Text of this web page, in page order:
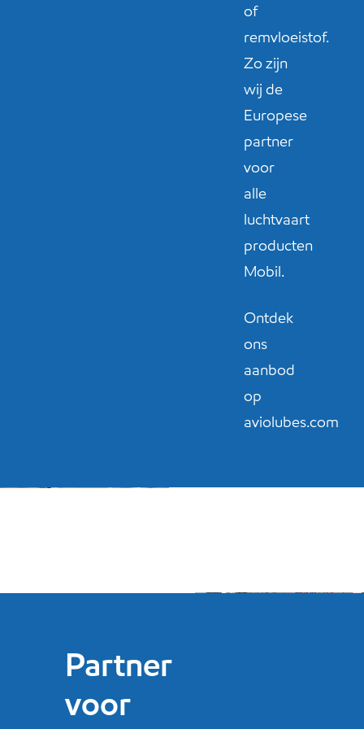
of
remvloeistof.
Zo zijn
wij de
Europese
partner
voor
alle
luchtvaart
producten
Mobil.
Ontdek
ons
aanbod
op
aviolubes.com
Partner
voor